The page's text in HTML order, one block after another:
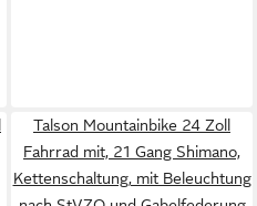
Talson Mountainbike 24 Zoll
Fahrrad mit, 21 Gang Shimano,
Kettenschaltung, mit Beleuchtung